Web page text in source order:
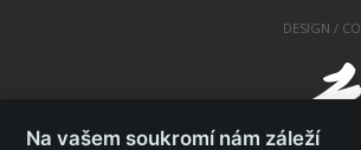
DESIGN /
Na vašem soukromí nám záleží